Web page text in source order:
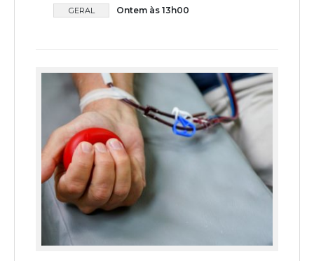
GERAL Ontem às 13h00